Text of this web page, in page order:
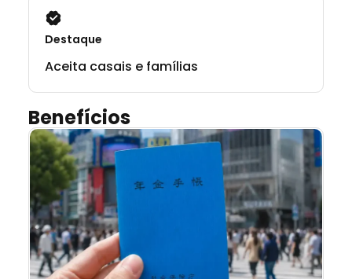
Destaque
Aceita casais e famílias
Benefícios